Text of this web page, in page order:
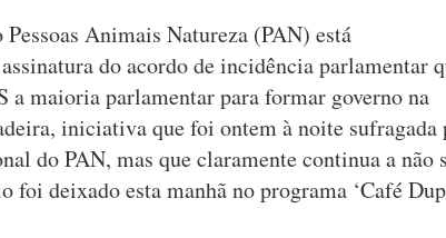
Animais Natureza (PAN) está
do acordo de incidência parlamentar
a maioria parlamentar para formar governo na
iniciativa que foi ontem à noite sufragada
do PAN, mas que claramente continua a não
foi deixado esta manhã no programa ‘Café